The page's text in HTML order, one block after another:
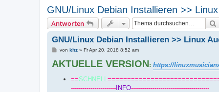
GNU/Linux Debian Installieren >>
Antworten
GNU/Linux Debian Installieren >> Linux
B
t
von khz» Fr Apr 20, 2018 8:52 am
AKTUELLE VERSION: https://
==SCHNELL
----------------------- INFO----------------------------------------